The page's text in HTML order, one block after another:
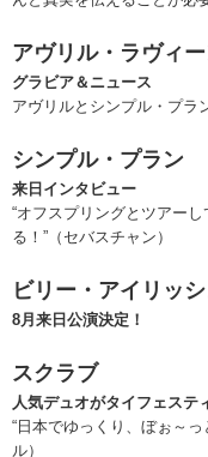
アヴリル・ラヴィ
グラビア＆ニュース
アヴリルとシンプル・プラ
シンプル・プラン
来日インタビュー
“オフスプリングとツアー
る！”（セバスチャン）
ビリー・アイリッシ
8月来日公演決定！
スクラブ
人気デュオがタイフェステ
“日本でゆっくり、ぼぉ～
ル）